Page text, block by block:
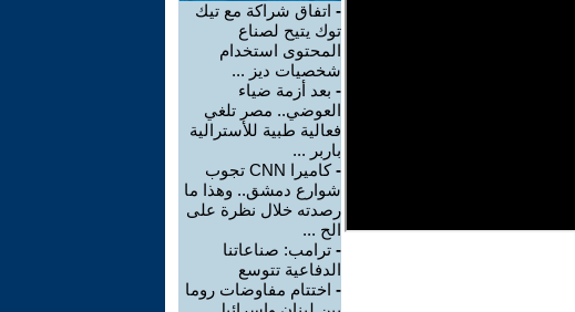
- اتفاق شراكة مع تيك
توك يتيح لصناع
المحتوى استخدام
شخصيات ديز ...
- بعد أزمة ضياء
العوضي.. مصر تلغي
فعالية طبية للأسترالية
باربر ...
-
كاميرا CNN تجوب
شوارع دمشق.. وهذا ما
رصدته خلال نظرة على
الح ...
- ترامب: صناعاتنا
الدفاعية تتوسع
- اختتام مفاوضات روما